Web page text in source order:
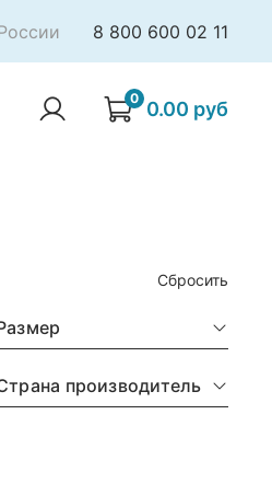
8 800 600 02 11
0 0.00 руб
Сбросить
производитель